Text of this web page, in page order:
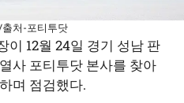
처-포티투닷
이 12월 24일 경기 성남 판
사 포티투닷 본사를 찾아
며 점검했다.